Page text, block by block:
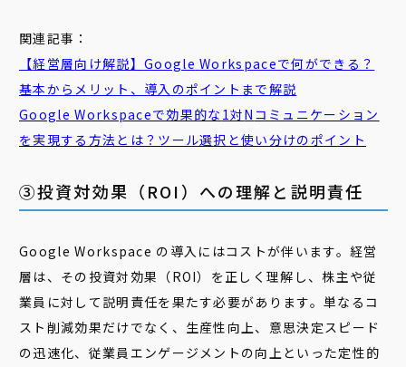
関連記事：
【経営層向け解説】 Google Workspaceで何ができる？
基本からメリット、導入のポイントまで解説
Google Workspaceで効果的な 1対N コミュニケーション
を実現する方法とは？ツール選択と使い分けのポイント
③投資対効果（ROI）への理解と説明責任
Google Workspace の導入にはコストが伴います。経営
層は、その投資対効果（ROI）を正しく理解し、株主や従
業員に対して説明責任を果たす必要があります。単なるコ
スト削減効果だけでなく、生産性向上、意思決定スピード
の迅速化、従業員エンゲージメントの向上といった定性的